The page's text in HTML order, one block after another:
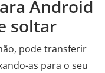
Android
soltar
pode transferir
as para o seu